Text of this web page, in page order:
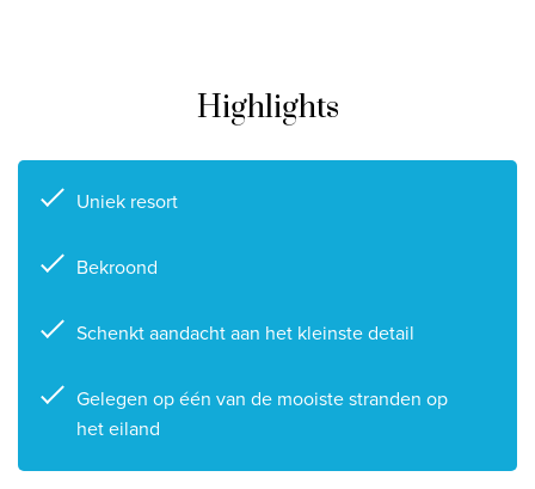
Privacy disclaimer
Highlights
Uniek resort
Bekroond
Schenkt aandacht aan het kleinste detail
Gelegen op één van de mooiste stranden op
het eiland